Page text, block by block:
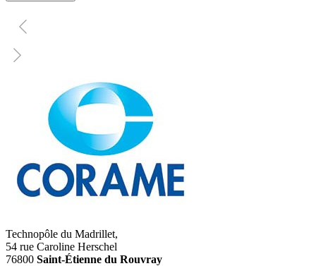
Technopôle du Madrillet,
54 rue Caroline Herschel
76800 Saint-Étienne du Rouvray